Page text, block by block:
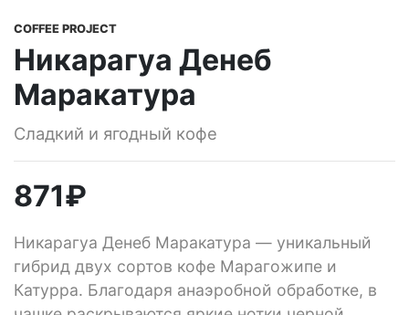
COFFEE PROJECT
Никарагуа Денеб
Маракатура
Сладкий и ягодный кофе
871₽
Никарагуа Денеб Маракатура — уникальный
гибрид двух сортов кофе Марагожипе и
Катурра. Благодаря анаэробной обработке, в